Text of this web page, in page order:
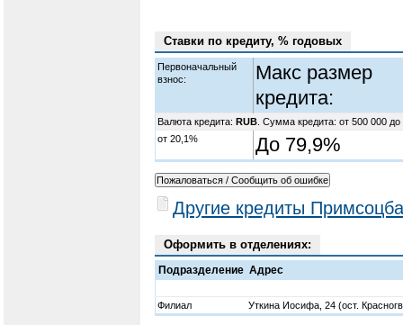
Ставки по кредиту, % годовых
Первоначальный
взнос:
Макс размер
кредита:
Валюта кредита: RUB . Сумма кредита: от 500 000
от 20,1%
До 79,9%
Другие кредиты
Оформить в отделениях:
Подразделение Адрес
Филиал Уткина Иосифа, 24 (ост.